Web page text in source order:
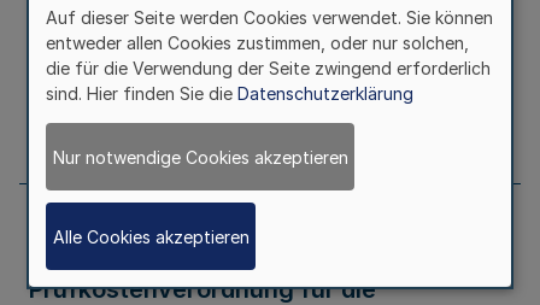
Ausfertigungsdatum 12.11.2007
Siebte Verordnung zur Änderung der
Prüfkostenverordnung für die
Auf dieser Seite werden Cookies verwendet. Sie können
entweder allen Cookies zustimmen, oder nur solchen,
die für die Verwendung der Seite zwingend erforderlich
sind. Hier finden Sie die Datenschutzerklärung
Nur notwendige Cookies akzeptieren
Alle Cookies akzeptieren